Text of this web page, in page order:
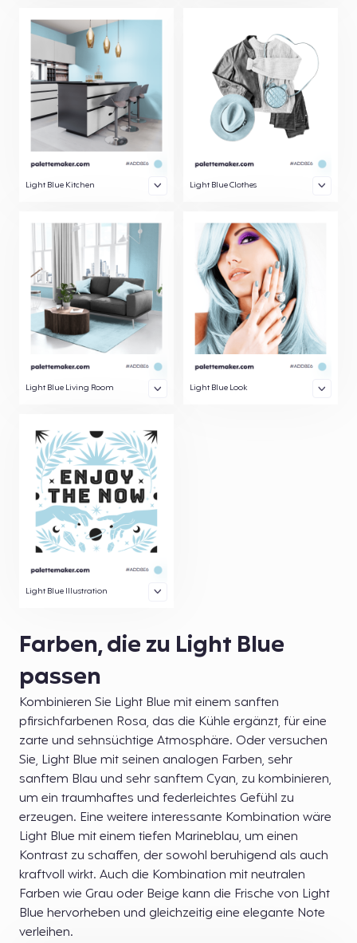
Light Blue Kitchen Light Blue Clothes
Light Blue Living Room Light Blue Look
Light Blue Illustration
Farben, die zu Light Blue
passen
Kombinieren Sie Light Blue mit einem sanften
pfirsichfarbenen Rosa, das die Kühle ergänzt, für eine
zarte und sehnsüchtige Atmosphäre. Oder versuchen
Sie, Light Blue mit seinen analogen Farben, sehr
sanftem Blau und sehr sanftem Cyan, zu kombinieren,
um ein traumhaftes und federleichtes Gefühl zu
erzeugen. Eine weitere interessante Kombination wäre
Light Blue mit einem tiefen Marineblau, um einen
Kontrast zu schaffen, der sowohl beruhigend als auch
kraftvoll wirkt. Auch die Kombination mit neutralen
Farben wie Grau oder Beige kann die Frische von Light
Blue hervorheben und gleichzeitig eine elegante Note
verleihen.